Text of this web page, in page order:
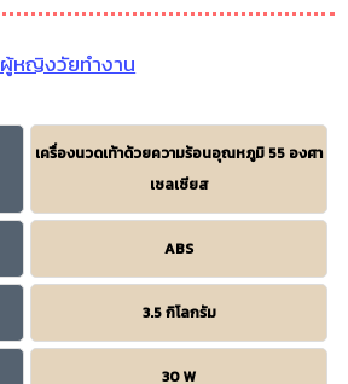
หญิงวัยทำงาน
เครื่องนวดเท้าด้วยความร้อนอุณหภูมิ 55 องศา
เซลเซียส
ABS
3.5 กิโลกรัม
30 W